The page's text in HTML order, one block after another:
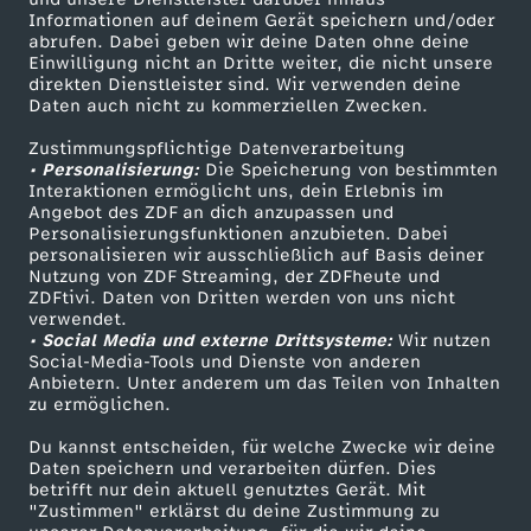
Informationen auf deinem Gerät speichern und/oder
abrufen. Dabei geben wir deine Daten ohne deine
Einwilligung nicht an Dritte weiter, die nicht unsere
direkten Dienstleister sind. Wir verwenden deine
Daten auch nicht zu kommerziellen Zwecken.
Zustimmungspflichtige Datenverarbeitung
• Personalisierung:Die Speicherung von bestimmten
Interaktionen ermöglicht uns, dein Erlebnis im
Angebot des ZDF an dich anzupassen und
Personalisierungsfunktionen anzubieten. Dabei
personalisieren wir ausschließlich auf Basis deiner
Nutzung von ZDF Streaming, der ZDFheute und
ZDFtivi. Daten von Dritten werden von uns nicht
verwendet.
• Social Media und externe Drittsysteme:Wir nutzen
Social-Media-Tools und Dienste von anderen
Anbietern. Unter anderem um das Teilen von Inhalten
zu ermöglichen.
Du kannst entscheiden, für welche Zwecke wir deine
Daten speichern und verarbeiten dürfen. Dies
betrifft nur dein aktuell genutztes Gerät. Mit
"Zustimmen" erklärst du deine Zustimmung zu
S
ü
d
t
i
r
o
l
i
n
…
c
a
u
n
d
e
i
t
c
l
u
b
e
i
c
h
e
n
1
g
e
P
i
l
c
h
e
r
ZDF-Apps
Smart TV
ZDFtext
Livestreams
Sendungen A-Z
TV-Programm
ZDFmitreden
Kontakt zum ZDF
Tickets
Zuschauerservice
Hilfe
ZDF Unternehmen
Karriere
ZDF goes Schule
Werbefernsehen